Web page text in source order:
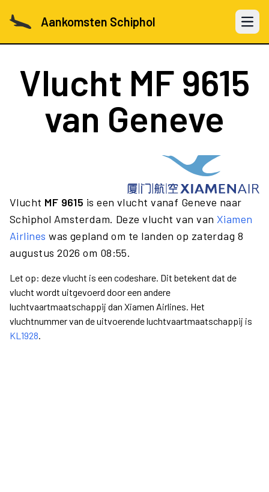
Aankomsten Schiphol Open
Vlucht MF 9615
van Geneve
Vlucht MF 9615 is een vlucht vanaf Geneve naar
Schiphol Amsterdam. Deze vlucht van vanXiamen
Airlines was gepland om te landen op zaterdag 8
augustus 2026 om 08:55.
Let op: deze vlucht is een codeshare. Dit betekent dat de
vlucht wordt uitgevoerd door een andere
luchtvaartmaatschappij dan Xiamen Airlines. Het
vluchtnummer van de uitvoerende luchtvaartmaatschappij is
KL1928.